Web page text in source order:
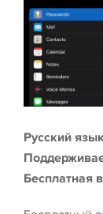
Русский
Бесплатная